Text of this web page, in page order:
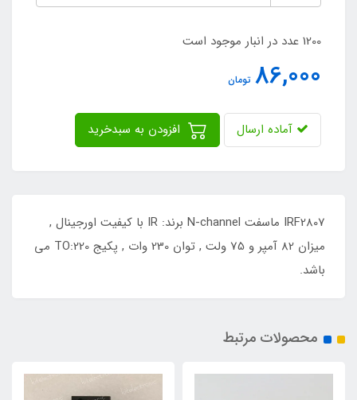
1200 عدد در انبار موجود است
86,000 تومان
آماده ارسال
IRF2807 ماسفت N-channel برند: IR با کیفیت اورجینال ,
میزان 82 آمپر و 75 ولت , توان 230 وات , پکیج TO:220 می
باشد.
محصولات مرتبط